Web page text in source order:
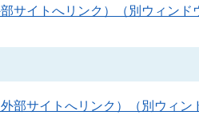
サイトへリンク）（別ウィンド
部サイトへリンク）（別ウィン